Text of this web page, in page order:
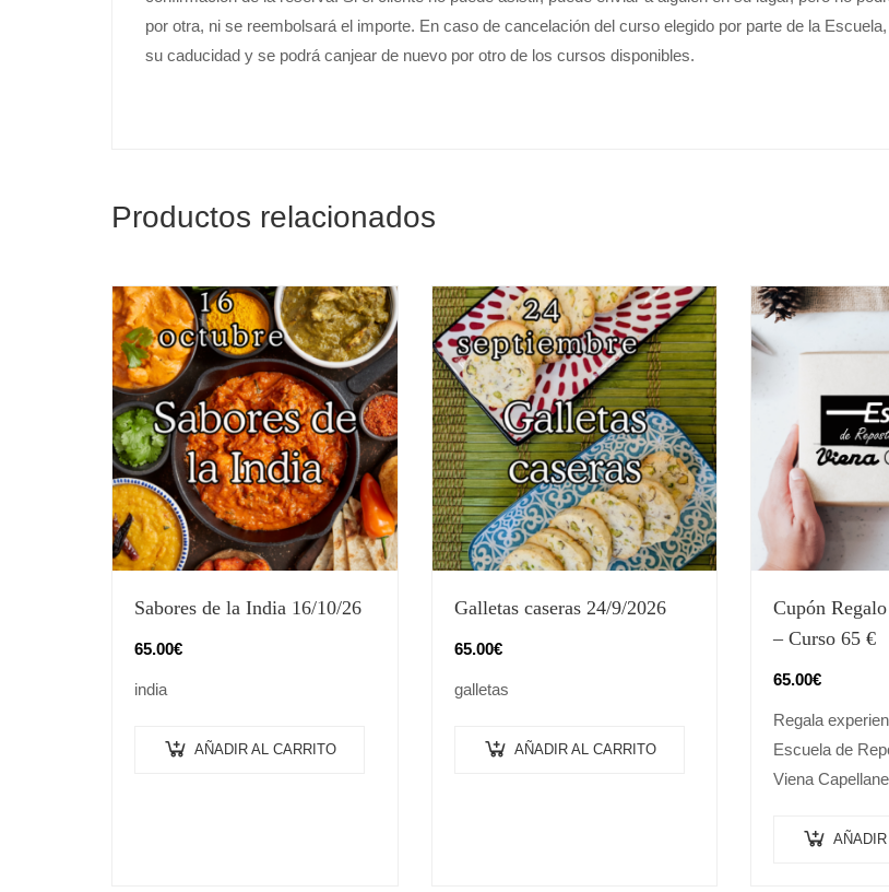
por otra, ni se reembolsará el importe. En caso de cancelación del curso elegido por parte de la
su caducidad y se podrá canjear de nuevo por otro de los cursos disponibles.
Productos relacionados
Sabores de la India 16/10/26
65.00€
india
AÑADIR AL CARRITO
Galletas caseras 24/9/2026
65.00€
galletas
AÑADIR AL CARRITO
Cupón
– Curso 65 €
65.00€
Regala
Escuela de
Viena
web (excluido